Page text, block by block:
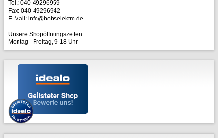
Tel.: 040-49296959
Fax: 040-49296942
E-Mail: info@bobselektro.de
Unsere Shopöffnungszeiten:
Montag - Freitag, 9-18 Uhr